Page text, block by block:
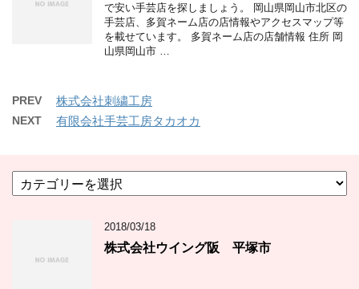
で安い手芸店を探しましょう。 岡山県岡山市北区の
手芸店、多賀ネーム店の店情報やアクセスマップ等
を載せています。 多賀ネーム店の店舗情報 住所 岡
山県岡山市 …
PREV 株式会社刺繍工房
NEXT 有限会社手芸工房タカオカ
テ
2018/03/18
株式会社ウイング阪 平塚市